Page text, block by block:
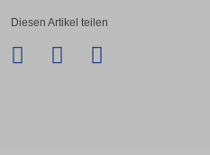
Diesen Artikel teilen